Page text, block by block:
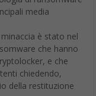
media
è stato nel
che hanno
e che
chiedendo,
della restituzione